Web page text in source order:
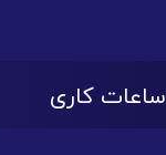
ساعات کاری